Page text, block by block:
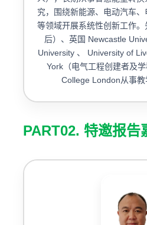
究，围绕新能源、电动汽车
等领域开展系统性创新工作
后）、英国 Newcastle
University 、 University of
York（电气工程创建者及
College London从事教
PART02. 特邀报告